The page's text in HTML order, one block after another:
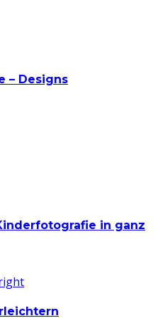
– Designs
in ganz